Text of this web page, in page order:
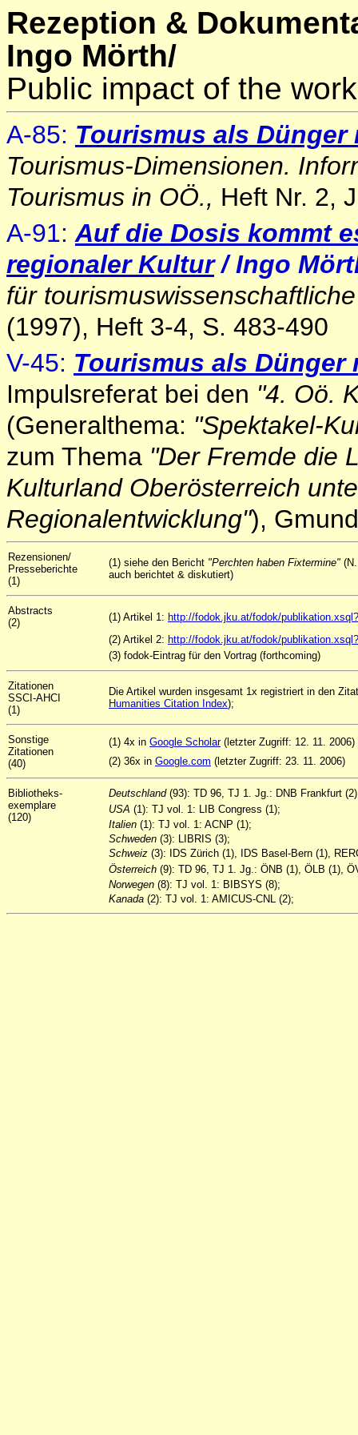
Rezeption &
Ingo Mörth/
Public impact of the
A-85: Tourismus als
Tourismus-Dimensionen.
Tourismus in OÖ., Heft Nr. 2,
A-91: Auf die Dosis kommt
regionaler Kultur / Ingo
für
(1997), Heft 3-4, S. 483-490
V-45: Tourismus als
Impulsreferat bei den "4. Oö.
(Generalthema: "Spektakel-
zum Thema "Der Fremde die
Kulturland Oberösterreich
Regionalentwicklung"),
Rezensionen/
Presseberichte
(1)
(1) siehe den Bericht "Perchten haben Fixtermine"
auch berichtet & diskutiert)
Abstracts
(2)
(1) Artikel 1: http://fodok.jku.at/fodok/
(2) Artikel 2: http://fodok.jku.at/fodok/
(3) fodok-Eintrag für den Vortrag (forthcoming)
Zitationen
SSCI-AHCI
(1)
Die Artikel wurden insgesamt 1x registriert in den
Humanities Citation Index);
Sonstige
Zitationen
(40)
(1) 4x in Google Scholar(letzter Zugriff: 12. 11. 2006)
(2) 36x in Google.com (letzter Zugriff: 23. 11. 2006)
Bibliotheks-
exemplare
(120)
Deutschland (93): TD 96, TJ 1. Jg.: DNB Frankfurt
USA (1): TJ vol. 1: LIB Congress (1);
Italien (1): TJ vol. 1: ACNP (1);
Schweden (3): LIBRIS (3);
Schweiz (3): IDS Zürich (1), IDS Basel-Bern (1),
Österreich (9): TD 96, TJ 1. Jg.: ÖNB (1), ÖLB (1),
Norwegen (8): TJ vol. 1: BIBSYS (8);
Kanada (2): TJ vol. 1: AMICUS-CNL (2);